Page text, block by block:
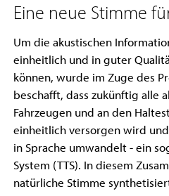
Eine neue Stimme
Um die akustischen
einheitlich und in guter
können, wurde im Zuge des
beschafft, dass zukünftig alle
Fahrzeugen und an den
einheitlich versorgen wird
in Sprache umwandelt - ein
System (TTS). In diesem
natürliche Stimme